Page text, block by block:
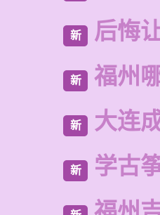
新 后悔
新 福州
新 大连
新 学古